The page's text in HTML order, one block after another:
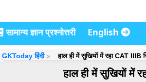
सामान्य ज्ञान प्रश्नोत्तरी English
GKToday हिंदी हाल ही में सुखियों में रहा CAT IIIB
हाल ही में सुखियों में